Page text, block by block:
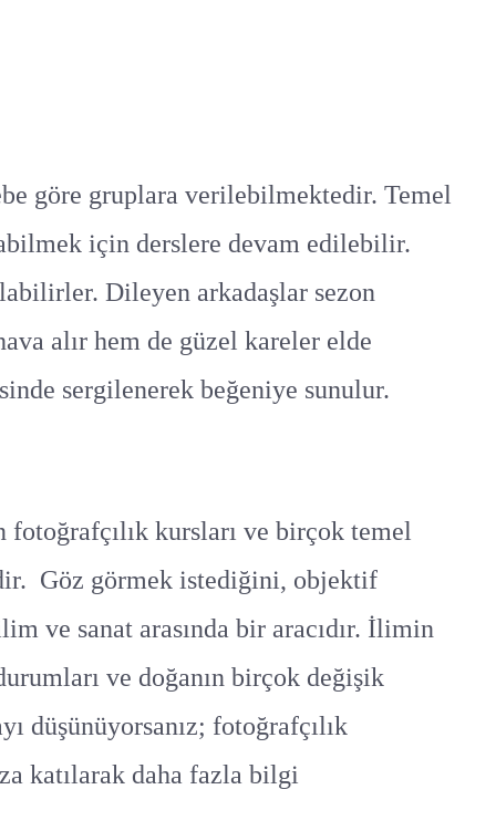
göre gruplara verilebilmektedir. Temel
için derslere devam edilebilir.
Dileyen arkadaşlar sezon
alır hem de güzel kareler elde
sergilenerek beğeniye sunulur.
kursları ve birçok temel
Göz görmek istediğini, objektif
ve sanat arasında bir aracıdır. İlimin
ve doğanın birçok değişik
düşünüyorsanız; fotoğrafçılık
katılarak daha fazla bilgi